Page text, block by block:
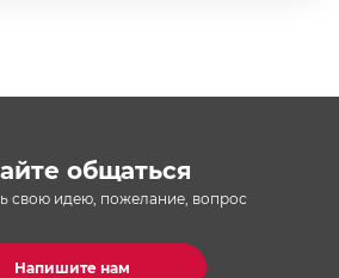
общаться
свою идею, пожелание, вопрос
Напишите нам